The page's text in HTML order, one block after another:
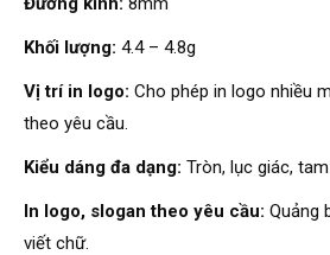
Khối lượng: 4.4 – 4.8g
Vị trí in logo: Cho phép in logo nhiều
theo yêu cầu.
Kiểu dáng đa dạng: Tròn, lục giác,
In logo, slogan theo yêu cầu: Quảng
viết chữ.